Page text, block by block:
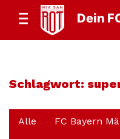
Dein
Schlagwort:
Alle FC Bayern